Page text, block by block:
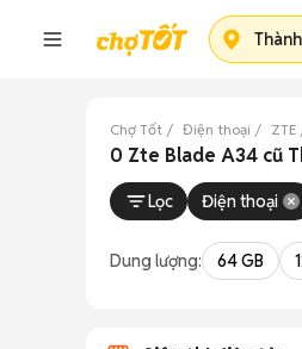
Chợ Tốt Điện thoại ZTE
0 Zte Blade A34 cũ
Lọc Điện thoại
Dung lượng: 64 GB